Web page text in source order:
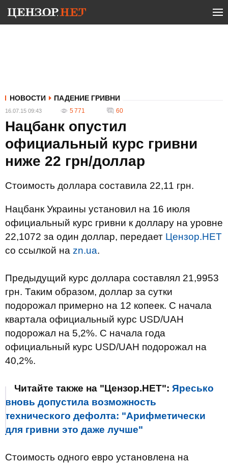
НОВОСТИ ПАДЕНИЕ ГРИВНИ
16.07.15 09:43 5 771 60
Нацбанк опустил
официальный курс гривни
ниже 22 грн/доллар
Стоимость доллара составила 22,11 грн.
Нацбанк Украины установил на 16 июля
официальный курс гривни к доллару на уровне
22,1072 за один доллар, передает Цензор.НЕТ
со ссылкой на zn.ua.
Предыдущий курс доллара составлял 21,9953
грн. Таким образом, доллар за сутки
подорожал примерно на 12 копеек. С начала
квартала официальный курс USD/UAH
подорожал на 5,2%. С начала года
официальный курс USD/UAH подорожал на
40,2%.
Читайте также на "Цензор.НЕТ": Яресько
вновь допустила возможность
технического дефолта: "Арифметически
для гривни это даже лучше"
Стоимость одного евро установлена на